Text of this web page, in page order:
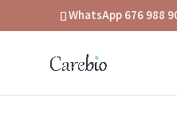
WhatsApp 676 988